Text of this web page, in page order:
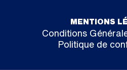
MENTIONS
Conditions
Politique de